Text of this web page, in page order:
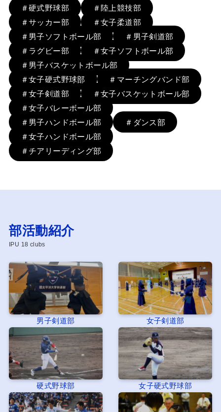
＃硬式野球部
＃陸上競技部
＃サッカー部
＃女子柔道部
＃男子ソフトボール部
＃男子剣道部
＃ラグビー部
＃女子ソフトボール部
＃男子バスケットボール部
＃女子硬式野球部
＃マーチングバンド部
＃女子剣道部
＃女子バスケットボール部
＃女子バレーボール部
＃男子ハンドボール部
＃ダンス部
＃女子ハンドボール部
＃チアリーディング部
部活動紹介
IPU 18 clubs
男子剣道部 女子剣道部
硬式野球部 女子硬式野球部